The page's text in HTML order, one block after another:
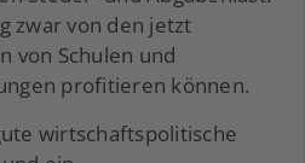
zwar von den jetzt
von Schulen und
profitieren können.
wirtschaftspolitische